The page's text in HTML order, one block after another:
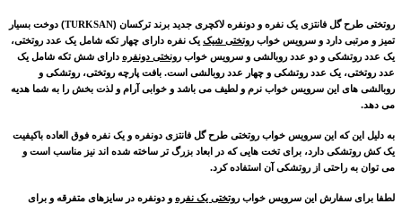
روتختی طرح گل فانتزی یک نفره و دونفره لاکچری جدید برند ترکسان (TURKSAN
) دوخت بسیار
تمیز و مرتبی دارد و سرویس خوابروتختی شیک یک نفره دارای چهار تکه شامل یک عدد روتختی،
یک عدد روتشکی و دو عدد روبالشی و سرویس خوابرونختی دونفره دارای شش تکه شامل یک
عدد روتختی، یک عدد روتشکی و چهار عدد روبالشی است. بافت پارچه روتختی، روتشکی و
روبالشی های این سرویس خواب نرم و لطیف می باشد و خوابی آرام و لذت بخش را به شما هدیه
می دهد.
به دلیل این که این سرویس خواب روتختی طرح گل فانتزی دونفره و یک نفره فوق العاده باکیفیت
یک کش روتشکی دارد، برای تخت هایی که در ابعاد بزرگ تر ساخته شده اند نیز مناسب است و
می توان به راحتی از روتشکی آن استفاده کرد.
لطفا برای سفارش این سرویس خوابروتختی یک نفره و دونفره در سایزهای متفرقه و برای